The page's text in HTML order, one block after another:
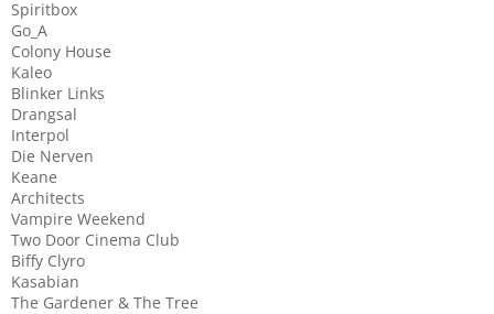
Spiritbox
Go_A
Colony House
Kaleo
Blinker Links
Drangsal
Interpol
Die Nerven
Keane
Architects
Vampire Weekend
Two Door Cinema Club
Biffy Clyro
Kasabian
The Gardener & The Tree